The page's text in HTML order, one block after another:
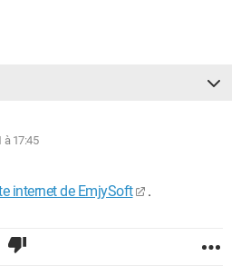
à 17:45
internet de EmjySoft
.